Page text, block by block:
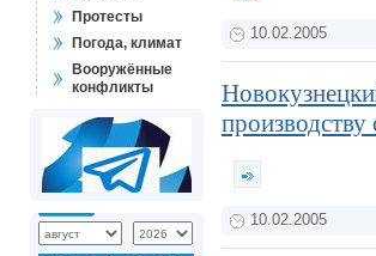
Протесты
Погода, климат
Вооружённые
конфликты
10.02.2005
10.02.2005